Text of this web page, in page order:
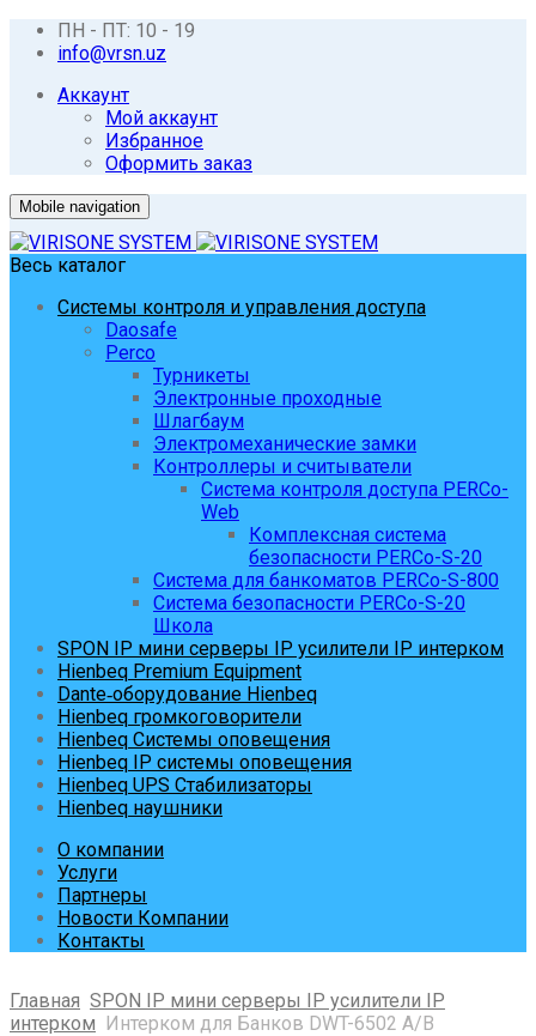
ПН - ПТ: 10 - 19
info@vrsn.uz
Аккаунт
Мой аккаунт
Избранное
Оформить заказ
Mobile navigation
Весь каталог
Системы контроля и управления доступа
Daosafe
Perco
Турникеты
Электронные проходные
Шлагбаум
Электромеханические замки
Контроллеры и считыватели
Система контроля доступа PERCo-
Web
Комплексная система
безопасности PERCo-S-20
Система для банкоматов PERCo-S-800
Система безопасности PERCo-S-20
Школа
SPON IP мини серверы IP усилители IP интерком
Hienbeq Premium Equipment
Dante‑оборудование Hienbeq
Hienbeq громкоговорители
Hienbeq Системы оповещения
Hienbeq IP системы оповещения
Hienbeq UPS Стабилизаторы
Hienbeq наушники
О компании
Услуги
Партнеры
Новости Компании
Контакты
Главная SPON IP мини серверы IP усилители IP
интерком Интерком для Банков DWT-6502 A/B